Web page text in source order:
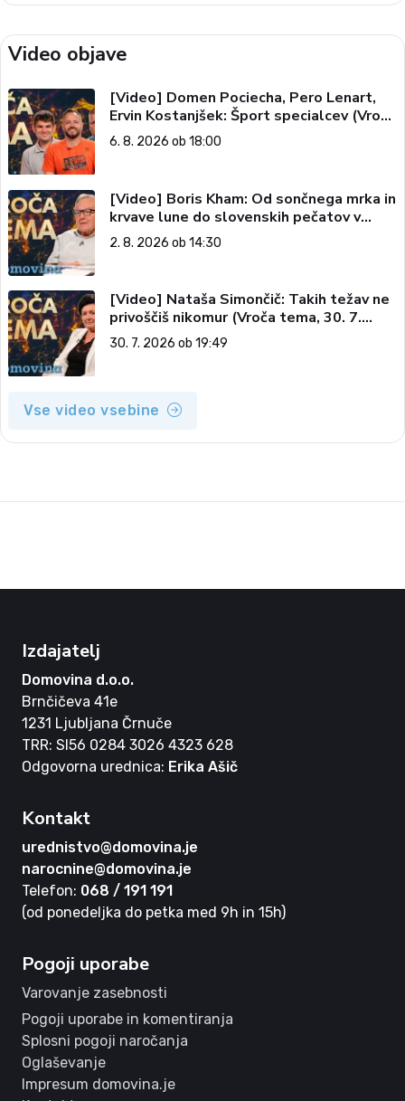
Video objave
[Video] Domen Pociecha, Pero Lenart,
Ervin Kostanjšek: Šport specialcev (Vroča
tema, 6. 8. 2026)
6. 8. 2026 ob 18:00
[Video] Boris Kham: Od sončnega mrka in
krvave lune do slovenskih pečatov v
vesolju (Vroča tema, 2. 8. 2026)
2. 8. 2026 ob 14:30
[Video] Nataša Simončič: Takih težav ne
privoščiš nikomur (Vroča tema, 30. 7.
2026)
30. 7. 2026 ob 19:49
Vse video vsebine
Izdajatelj
Domovina d.o.o.
Brnčičeva 41e
1231 Ljubljana Črnuče
TRR: SI56 0284 3026 4323 628
Odgovorna urednica: Erika Ašič
Kontakt
urednistvo@domovina.je
narocnine@domovina.je
Telefon: 068 / 191 191
(od ponedeljka do petka med 9h in 15h)
Pogoji uporabe
Varovanje zasebnosti
Pogoji uporabe in komentiranja
Splosni pogoji naročanja
Oglaševanje
Impresum domovina.je